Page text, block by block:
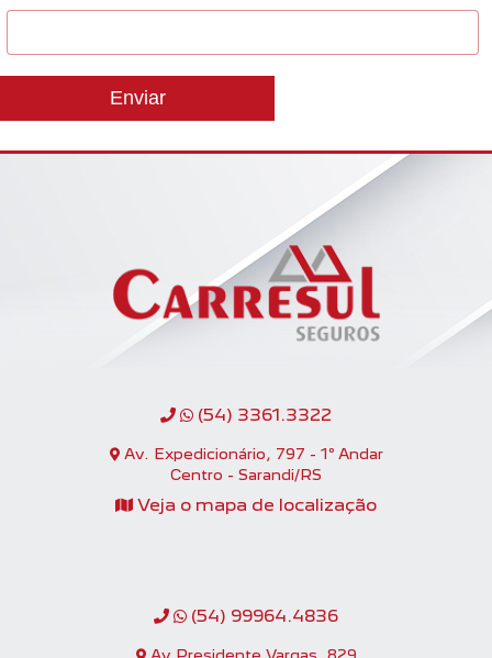
(54) 3361.3322
Av. Expedicionário, 797 - 1º Andar
Centro - Sarandi/RS
Veja o mapa de localização
(54) 99964.4836